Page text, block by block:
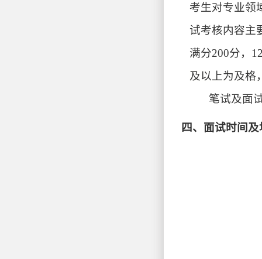
考生对专业领
试考核内容主
满分200分，
及以上为及格
笔试及面
四、面试时间及